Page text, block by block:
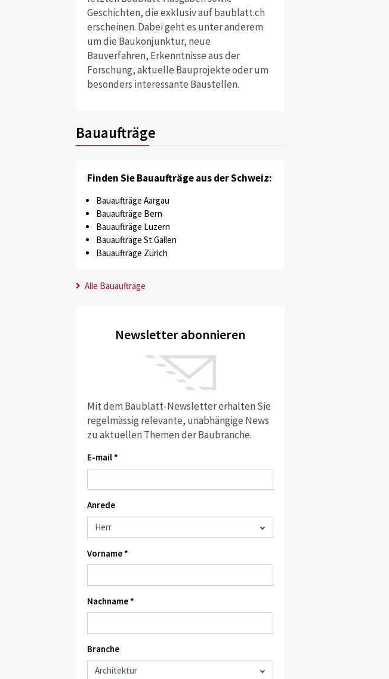
Geschichten, die exklusiv auf baublatt.ch
erscheinen. Dabei geht es unter anderem
um die Baukonjunktur, neue
Bauverfahren, Erkenntnisse aus der
Forschung, aktuelle Bauprojekte oder um
besonders interessante Baustellen.
Bauaufträge
Finden Sie Bauaufträge aus der Schweiz:
Bauaufträge Aargau
Bauaufträge Bern
Bauaufträge Luzern
Bauaufträge St.Gallen
Bauaufträge Zürich
Alle Bauaufträge
Newsletter abonnieren
Mit dem Baublatt-Newsletter erhalten Sie
regelmässig relevante, unabhängige News
zu aktuellen Themen der Baubranche.
E-mail *
Anrede
Vorname *
Nachname *
Branche